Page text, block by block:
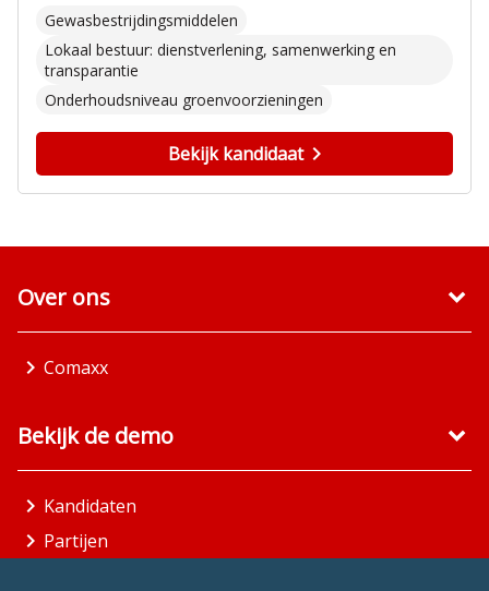
Gewasbestrijdingsmiddelen
Lokaal bestuur: dienstverlening, samenwerking en
transparantie
Onderhoudsniveau groenvoorzieningen
Bekijk kandidaat
Over ons
Comaxx
Bekijk de demo
Kandidaten
Partijen